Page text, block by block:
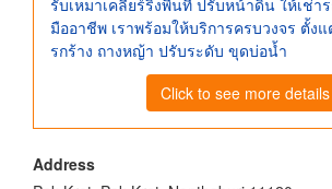
รับเหมาเคลียร์ริ่งพื้นที่ ปรับหน้าดิน ให้เช่า
มืออาชีพ เราพร้อมให้บริการครบวงจร ตั้ง
รกร้าง ถางหญ้า ปรับระดับ ขุดบ่อน้ำ
Click to see more details
Address